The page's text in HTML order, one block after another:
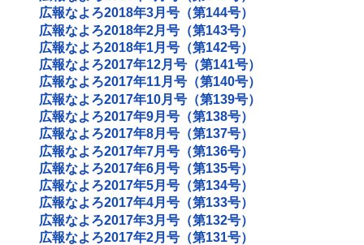
広報なよろ2018年3月号（第144号）
広報なよろ2018年2月号（第143号）
広報なよろ2018年1月号（第142号）
広報なよろ2017年12月号（第141号）
広報なよろ2017年11月号（第140号）
広報なよろ2017年10月号（第139号）
広報なよろ2017年9月号（第138号）
広報なよろ2017年8月号（第137号）
広報なよろ2017年7月号（第136号）
広報なよろ2017年6月号（第135号）
広報なよろ2017年5月号（第134号）
広報なよろ2017年4月号（第133号）
広報なよろ2017年3月号（第132号）
広報なよろ2017年2月号（第131号）